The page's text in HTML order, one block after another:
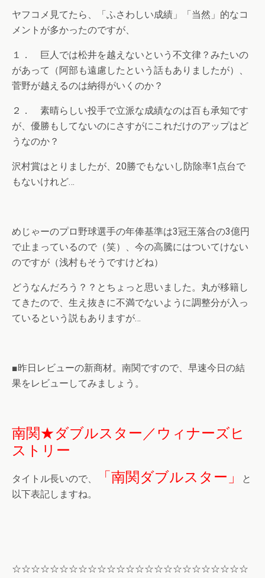
ヤフコメ見てたら、「ふさわしい成績」「当然」的なコ
メントが多かったのですが、
１． 巨人では松井を越えないという不文律？みたいの
があって（阿部も遠慮したという話もありましたが）、
菅野が越えるのは納得がいくのか？
２． 素晴らしい投手で立派な成績なのは百も承知です
が、優勝もしてないのにさすがにこれだけのアップはど
うなのか？
沢村賞はとりましたが、20勝でもないし防除率1点台で
もないけれど…
めじゃーのプロ野球選手の年俸基準は3冠王落合の3億円
で止まっているので（笑）、今の高騰にはついてけない
のですが（浅村もそうですけどね）
どうなんだろう？？とちょっと思いました。丸が移籍し
てきたので、生え抜きに不満でないように調整分が入っ
ているという説もありますが…
■昨日レビューの新商材。南関ですので、早速今日の結
果をレビューしてみましょう。
南関★ダブルスター／ウィナーズヒ
ストリー
タイトル長いので、 「南関ダブルスター」
と
以下表記しますね。
☆☆☆☆☆☆☆☆☆☆☆☆☆☆☆☆☆☆☆☆☆☆☆☆☆